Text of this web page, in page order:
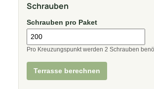
Schrauben
Schrauben pro Paket
Pro Kreuzungspunkt werden 2 Schrauben
Terrasse berechnen